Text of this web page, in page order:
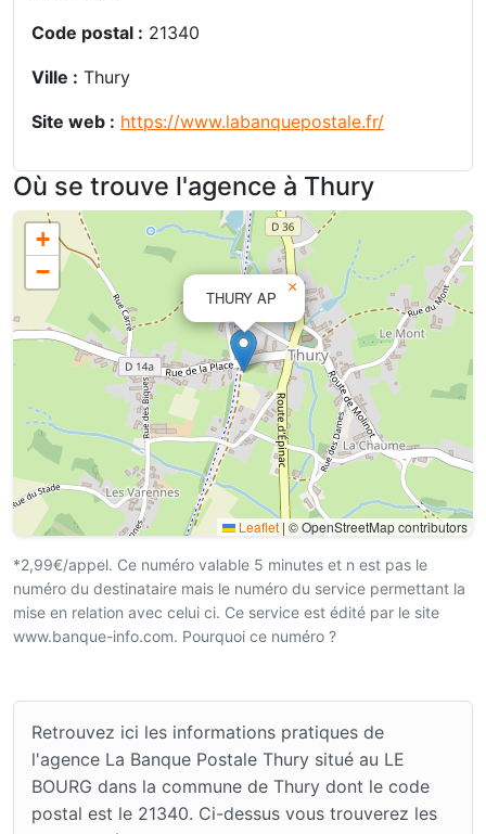
Code postal : 21340
Ville : Thury
Site web : https://www.labanquepostale.fr/
Où se trouve l'agence à Thury
THURY AP
×
+
−
Leaflet | © OpenStreetMap contributors
*2,99€/appel. Ce numéro valable 5 minutes et n est pas le
numéro du destinataire mais le numéro du service permettant la
mise en relation avec celui ci. Ce service est édité par le site
www.banque-info.com. Pourquoi ce numéro ?
Retrouvez ici les informations pratiques de
l'agence La Banque Postale Thury situé au LE
BOURG dans la commune de Thury dont le code
postal est le 21340. Ci-dessus vous trouverez les